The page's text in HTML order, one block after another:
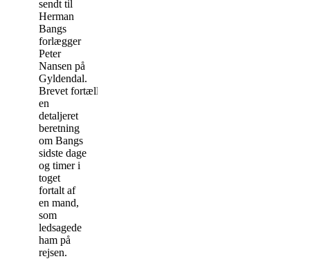
sendt til
Herman
Bangs
forlægger
Peter
Nansen på
Gyldendal.
Brevet fortæller
en
detaljeret
beretning
om Bangs
sidste dage
og timer i
toget
fortalt af
en mand,
som
ledsagede
ham på
rejsen.